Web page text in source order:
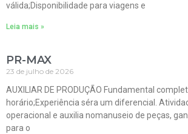
válida;Disponibilidade para viagens e
Leia mais »
PR-MAX
23 de julho de 2026
AUXILIAR DE PRODUÇÃO Fundamental
horário;Experiência séra um diferencial.
operacional e auxilia nomanuseio de peças,
para o